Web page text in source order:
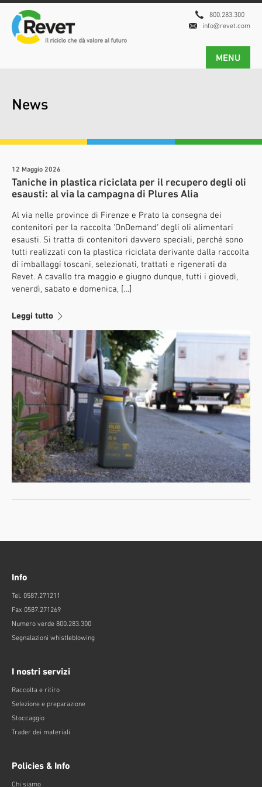
800.283.300
info@revet.com
MENU
News
12 Maggio 2026
Taniche in plastica riciclata per il recupero degli oli
esausti: al via la campagna di Plures Alia
Al via nelle province di Firenze e Prato la consegna dei
contenitori per la raccolta ‘OnDemand’ degli oli alimentari
esausti. Si tratta di contenitori davvero speciali, perché sono
tutti realizzati con la plastica riciclata derivante dalla raccolta
di imballaggi toscani, selezionati, trattati e rigenerati da
Revet. A cavallo tra maggio e giugno dunque, tutti i giovedì,
venerdì, sabato e domenica, […]
Leggi tutto
Info
Tel. 0587.271211
Fax 0587.271269
Numero verde 800.283.300
Segnalazioni whistleblowing
I nostri servizi
Raccolta e ritiro
Selezione e preparazione
Stoccaggio
Trader dei materiali
Policies & Info
Chi siamo